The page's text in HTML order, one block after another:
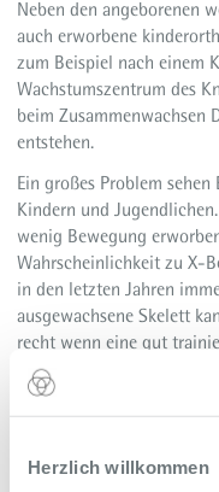
Herzlich willkommen
Neben den angeborenen
auch erworbene
zum Beispiel nach einem
Wachstumszentrum des
beim Zusammenwachsen
entstehen.
Ein großes Problem
Kindern und
wenig Bewegung
Wahrscheinlichkeit zu X-
in den letzten Jahren
ausgewachsene Skelett
recht wenn eine gut
Kindes werden so
Zurück zur Übersicht